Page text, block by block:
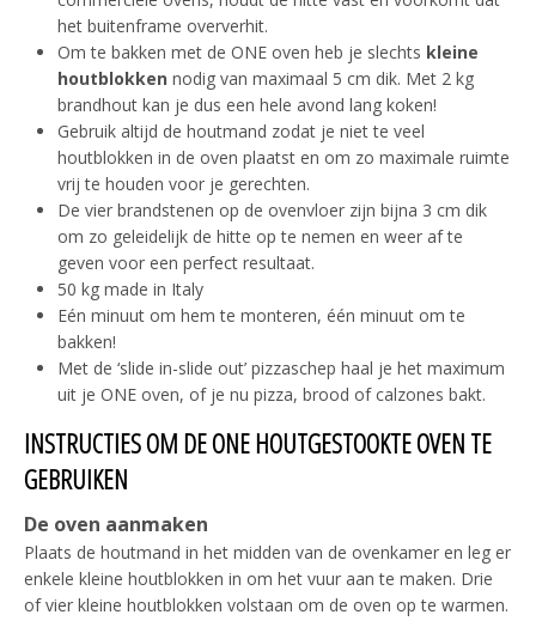
het buitenframe oververhit.
Om te bakken met de ONE oven heb je slechts kleine
houtblokken nodig van maximaal 5 cm dik. Met 2 kg
brandhout kan je dus een hele avond lang koken!
Gebruik altijd de houtmand zodat je niet te veel
houtblokken in de oven plaatst en om zo maximale ruimte
vrij te houden voor je gerechten.
De vier brandstenen op de ovenvloer zijn bijna 3 cm dik
om zo geleidelijk de hitte op te nemen en weer af te
geven voor een perfect resultaat.
50 kg made in Italy
Eén minuut om hem te monteren, één minuut om te
bakken!
Met de ‘slide in-slide out’ pizzaschep haal je het maximum
uit je ONE oven, of je nu pizza, brood of calzones bakt.
INSTRUCTIES OM DE ONE HOUTGESTOOKTE OVEN TE
GEBRUIKEN
De oven aanmaken
Plaats de houtmand in het midden van de ovenkamer en leg er
enkele kleine houtblokken in om het vuur aan te maken. Drie
of vier kleine houtblokken volstaan om de oven op te warmen.